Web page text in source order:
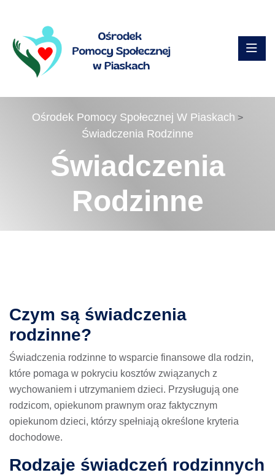
Ośrodek Pomocy Społecznej W Piaskach >
Świadczenia Rodzinne
Świadczenia
Rodzinne
Czym są świadczenia
rodzinne?
Świadczenia rodzinne to wsparcie finansowe dla rodzin,
które pomaga w pokryciu kosztów związanych z
wychowaniem i utrzymaniem dzieci. Przysługują one
rodzicom, opiekunom prawnym oraz faktycznym
opiekunom dzieci, którzy spełniają określone kryteria
dochodowe.
Rodzaje świadczeń rodzinnych